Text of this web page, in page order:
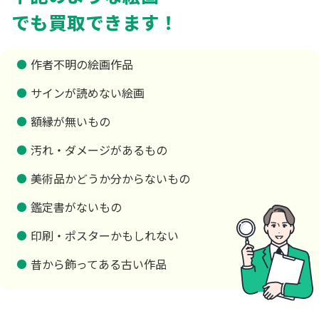
でも買取できます！
作者不明の絵画作品
サインが読めない絵画
額縁が無いもの
汚れ・ダメージがあるもの
美術品かどうか分からないもの
鑑定書がないもの
印刷・ポスターかもしれない
昔から飾ってある古い作品